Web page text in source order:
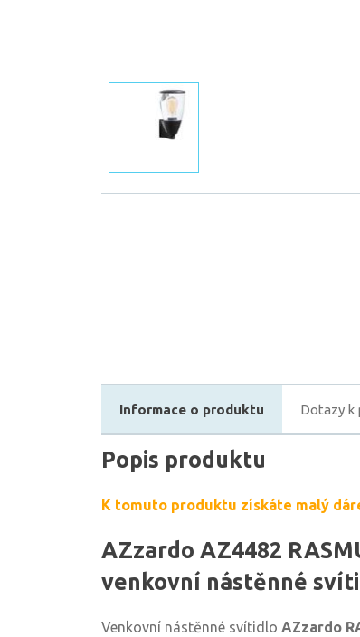
Informace o produktu Dotazy k
Popis produktu
K tomuto produktu získáte malý
AZzardo AZ4482
venkovní nástěnné
Venkovní nástěnné svítidlo AZzardo